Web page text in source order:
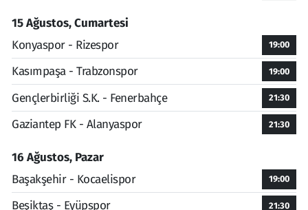
15 Ağustos, Cumartesi
Konyaspor - Rizespor
19:00
Kasımpaşa - Trabzonspor 19:00
Gençlerbirliği S.K. - Fenerbahçe 21:30
Gaziantep FK - Alanyaspor 21:30
16 Ağustos, Pazar
Başakşehir - Kocaelispor
19:00
Beşiktaş - Eyüpspor 21:30